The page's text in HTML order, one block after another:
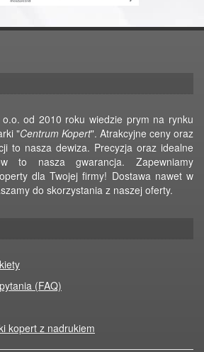
od 2010 roku wiedzie prym na rynku
"Centrum Kopert". Atrakcyjne ceny oraz
to nasza dewiza. Precyzja oraz idealne
to nasza gwarancja. Zapewniamy
dla Twojej firmy! Dostawa nawet w
do skorzystania z naszej oferty.
(FAQ)
kopert z nadrukiem